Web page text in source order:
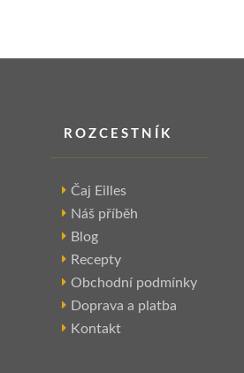
ROZCESTNÍK
Čaj Eilles
Náš příběh
Blog
Recepty
Obchodní podmínky
Doprava a platba
Kontakt